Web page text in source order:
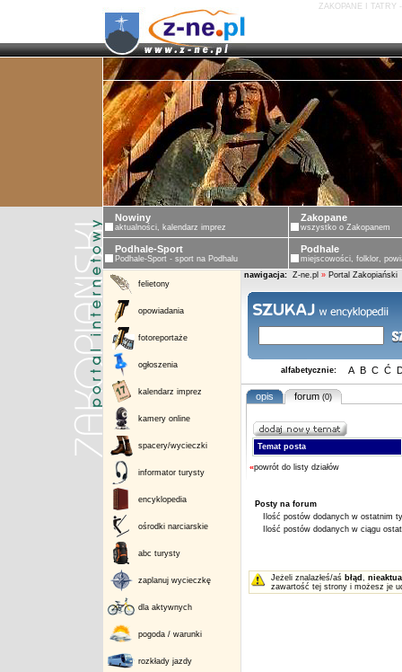
ZAKOPANE I TATRY
Nowiny
aktualności, kalendarz imprez
Zakopane
wszystko o Zakopanem
Podhale-Sport
Podhale-Sport - sport na Podhalu
Podhale
miejscowości, folklor,
felietony
opowiadania
fotoreportaże
ogłoszenia
kalendarz imprez
kamery online
spacery/wycieczki
informator turysty
encyklopedia
ośrodki narciarskie
abc turysty
zaplanuj wycieczkę
dla aktywnych
pogoda / warunki
rozkłady jazdy
nawigacja: Z-ne.pl » Portal Zakopiański
alfabetycznie: A B C Ć
opis forum (0)
Temat posta
«powrót do listy działów
Posty na forum
Ilość postów dodanych w ostatnim
Ilość postów dodanych w ciągu
Jeżeli znalazłeś/aś błąd ,
zawartość tej strony i możesz je